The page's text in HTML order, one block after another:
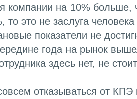
компании на 10%
то это не заслуга
показатели не
года на рынок
здесь нет, не
отказываться от КПЭ